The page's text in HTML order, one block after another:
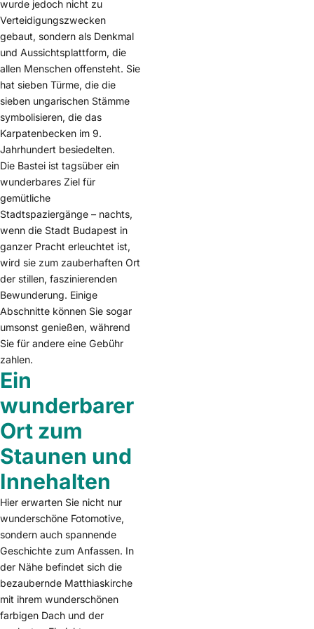
wurde jedoch nicht zu
Verteidigungszwecken
gebaut, sondern als Denkmal
und Aussichtsplattform, die
allen Menschen offensteht. Sie
hat sieben Türme, die die
sieben ungarischen Stämme
symbolisieren, die das
Karpatenbecken im 9.
Jahrhundert besiedelten.
Die Bastei ist tagsüber ein
wunderbares Ziel für
gemütliche
Stadtspaziergänge – nachts,
wenn die Stadt Budapest in
ganzer Pracht erleuchtet ist,
wird sie zum zauberhaften Ort
der stillen, faszinierenden
Bewunderung. Einige
Abschnitte können Sie sogar
umsonst genießen, während
Sie für andere eine Gebühr
zahlen.
Ein
wunderbarer
Ort zum
Staunen und
Innehalten
Hier erwarten Sie nicht nur
wunderschöne Fotomotive,
sondern auch spannende
Geschichte zum Anfassen. In
der Nähe befindet sich die
bezaubernde Matthiaskirche
mit ihrem wunderschönen
farbigen Dach und der